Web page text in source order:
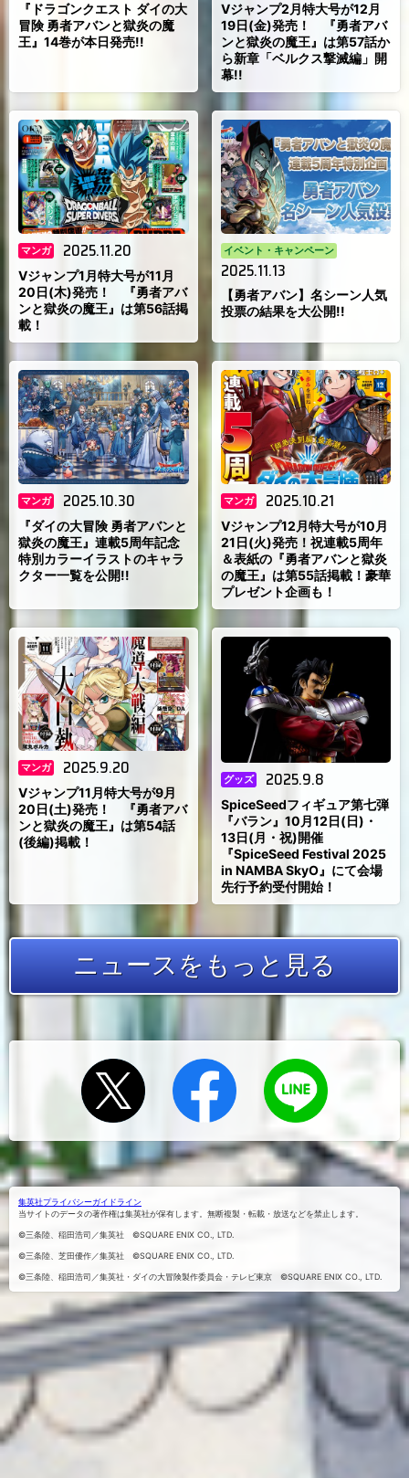
『ドラゴンクエスト ダイの大
冒険 勇者アバンと獄炎の魔
王』14巻が本日発売!!
Vジャンプ2月特大号が12月
19日(金)発売！ 『勇者アバ
ンと獄炎の魔王』は第57話か
ら新章「ベルクス撃滅編」開
幕!!
マンガ 2025.11.20
Vジャンプ1月特大号が11月
20日(木)発売！ 『勇者アバ
ンと獄炎の魔王』は第56話掲
載！
イベント・キャンペーン
2025.11.13
【勇者アバン】名シーン人気
投票の結果を大公開!!
マンガ 2025.10.30
『ダイの大冒険 勇者アバンと
獄炎の魔王』連載5周年記念
特別カラーイラストのキャラ
クター一覧を公開!!
マンガ 2025.10.21
Vジャンプ12月特大号が10月
21日(火)発売！祝連載5周年
＆表紙の『勇者アバンと獄炎
の魔王』は第55話掲載！豪華
プレゼント企画も！
マンガ 2025.9.20
Vジャンプ11月特大号が9月
20日(土)発売！ 『勇者アバ
ンと獄炎の魔王』は第54話
(後編)掲載！
グッズ 2025.9.8
SpiceSeedフィギュア第七弾
『バラン』10月12日(日)・
13日(月・祝)開催
『SpiceSeed Festival 2025
in NAMBA SkyO』にて会場
先行予約受付開始！
ニュースをもっと見る
でシェア
する
LINEにお
くる
集英社プライバシーガイドライン
当サイトのデータの著作権は集英社が保有します。無断複製・転載・放送などを禁止します。
©三条陸、稲田浩司／集英社 ©SQUARE ENIX CO., LTD.
©三条陸、芝田優作／集英社 ©SQUARE ENIX CO., LTD.
©三条陸、稲田浩司／集英社・ダイの大冒険製作委員会・テレビ東京 ©SQUARE ENIX CO., LTD.